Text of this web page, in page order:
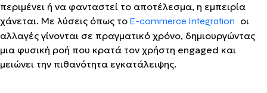
περιμένει ή να φανταστεί το αποτέλεσμα, η εμπειρία
χάνεται. Με λύσεις όπως το E-commerce Integration οι
αλλαγές γίνονται σε πραγματικό χρόνο, δημιουργώντας
μια φυσική ροή που κρατά τον χρήστη engaged και
μειώνει την πιθανότητα εγκατάλειψης.